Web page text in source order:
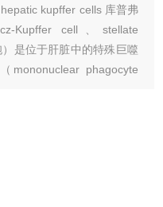
kupffer cells 库普弗
Kupffer cell、stellate
是位于肝脏中的特殊巨噬
phagocyte